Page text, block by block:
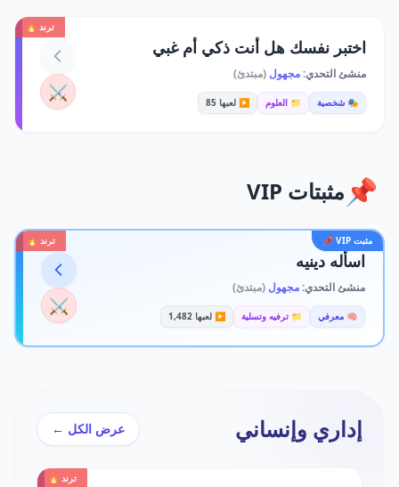
ترند 🔥
اختبر نفسك هل أنت ذكي أم غبي
منشئ التحدي:مجهول (مبتدئ)
🎭 شخصية 📁 العلوم ▶️ لعبها 85 ⚔️
📌 مثبتات VIP
مثبت VIP 📌 ترند 🔥
اسأله دينيه
منشئ التحدي:مجهول (مبتدئ)
🧠 معرفي 📁 ترفيه وتسلية ▶️ لعبها 1,482 ⚔️
إداري وإنساني عرض الكل ←
ترند 🔥